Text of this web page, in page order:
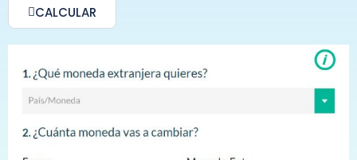
CALCULAR